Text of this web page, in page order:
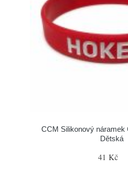
CCM Silikonový náramek
Dětská
41 Kč